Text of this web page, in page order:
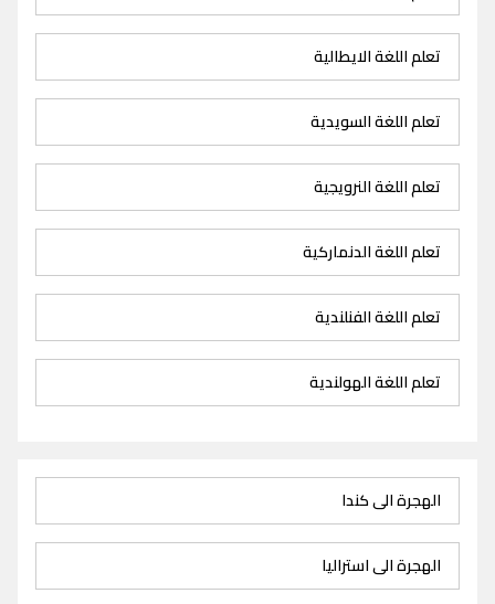
تعلم اللغة الايطالية
تعلم اللغة السويدية
تعلم اللغة النرويجية
تعلم اللغة الدنماركية
تعلم اللغة الفنلندية
تعلم اللغة الهولندية
الهجرة الى كندا
الهجرة الى استراليا